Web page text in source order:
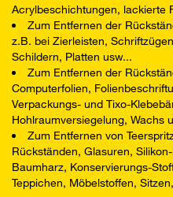
Acrylbeschichtungen, lackierte
Zum Entfernen der
z.B. bei Zierleisten,
Schildern, Platten usw...
Zum Entfernen der
Computerfolien,
Verpackungs- und Tixo-
Hohlraumversiegelung, Wachs
Zum Entfernen von
Rückständen, Glasuren,
Baumharz, Konservierungs-
Teppichen, Möbelstoffen,